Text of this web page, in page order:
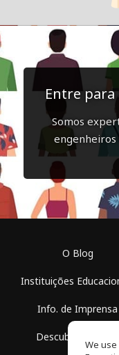
Entre para
Somos
engenheiros
O Blog
Instituições
Info. de Imprensa
Descubra Espaços
We